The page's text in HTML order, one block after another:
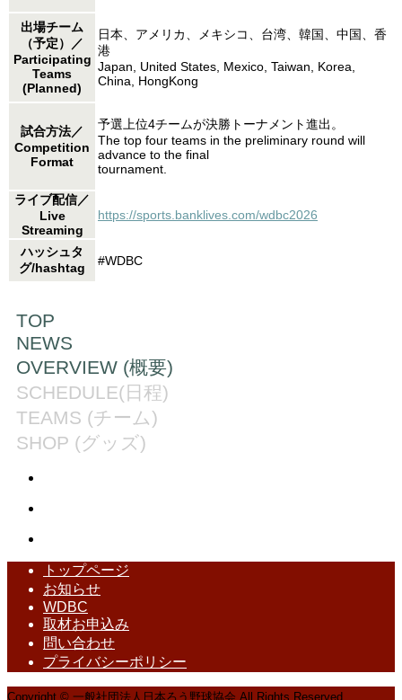
出場チーム
（予定）／
Participating
Teams
(Planned)
日本、アメリカ、メキシコ、台湾、韓国、中国、香
港
Japan, United States, Mexico, Taiwan, Korea,
China, HongKong
試合方法／
Competition
Format
予選上位4チームが決勝トーナメント進出。
The top four teams in the preliminary round will
advance to the final
tournament.
ライブ配信／
Live
Streaming
https://sports.banklives.com/wdbc2026
ハッシュタ
グ/hashtag
#WDBC
TOP
NEWS
OVERVIEW (概要)
SCHEDULE(日程)
TEAMS (チーム)
SHOP (グッズ)
トップページ
お知らせ
WDBC
取材お申込み
問い合わせ
プライバシーポリシー
Copyright © 一般社団法人日本ろう野球協会 All Rights Reserved.